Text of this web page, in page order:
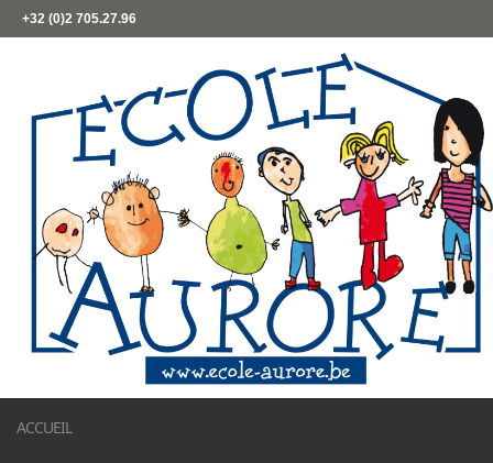
+32 (0)2 705.27.96
ACCUEIL